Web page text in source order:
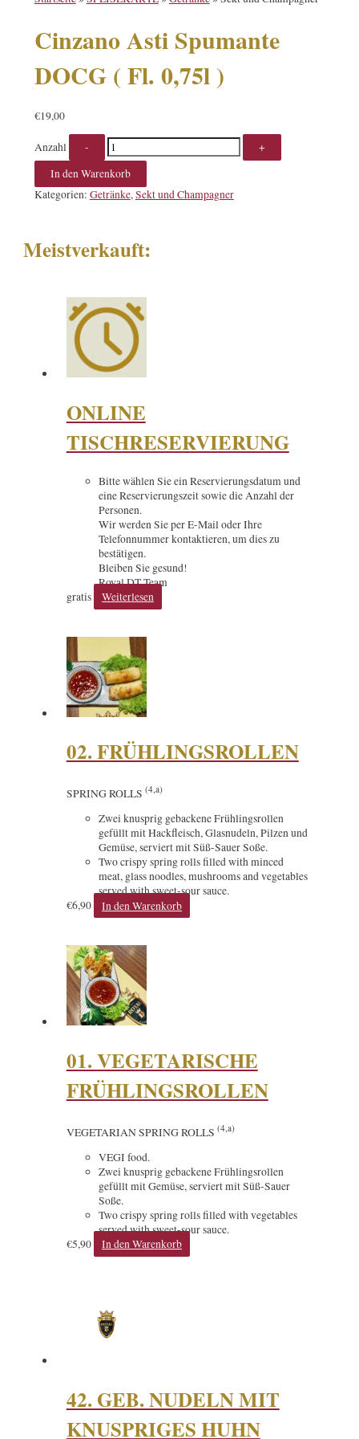
Cinzano Asti Spumante
DOCG ( Fl. 0,75l )
€19,00
Anzahl
In den Warenkorb
Kategorien: Getränke,Sekt und Champagner
Meistverkauft:
ONLINE
TISCHRESERVIERUNG
Bitte wählen Sie ein Reservierungsdatum und
eine Reservierungszeit sowie die Anzahl der
Personen.
Wir werden Sie per E-Mail oder Ihre
Telefonnummer kontaktieren, um dies zu
bestätigen.
Bleiben Sie gesund!
Royal DT Team
gratis
Weiterlesen
02. FRÜHLINGSROLLEN
SPRING ROLLS (4,a)
Zwei knusprig gebackene Frühlingsrollen
gefüllt mit Hackfleisch, Glasnudeln, Pilzen und
Gemüse, serviert mit Süß-Sauer Soße.
Two crispy spring rolls filled with minced
meat, glass noodles, mushrooms and vegetables
served with sweet-sour sauce.
€6,90 In den Warenkorb
01. VEGETARISCHE
FRÜHLINGSROLLEN
VEGETARIAN SPRING ROLLS (4,a)
VEGI food.
Zwei knusprig gebackene Frühlingsrollen
gefüllt mit Gemüse, serviert mit Süß-Sauer
Soße.
Two crispy spring rolls filled with vegetables
served with sweet-sour sauce.
€5,90 In den Warenkorb
42. GEB. NUDELN MIT
KNUSPRIGES HUHN